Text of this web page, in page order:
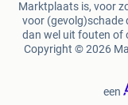
Marktplaats is, voor
voor (gevolg)schade
dan wel uit fouten of
Copyright © 2026
een